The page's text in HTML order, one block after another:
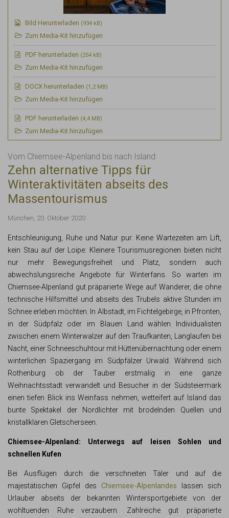
Bild Herunterladen (934 kB)
Zum Media-Kit hinzufügen
PDFherunterladen (254 kB)
Zum Media-Kit hinzufügen
DOCXherunterladen (1,2 MB)
Zum Media-Kit hinzufügen
PDFherunterladen (4,4 MB)
Zum Media-Kit hinzufügen
Vom Chiemsee-Alpenland bis nach Island:
Zehn alternative Tipps für
Winteraktivitäten abseits des
Massentourismus
München, 20. Oktober 2020
Entschleunigung, Ruhe und Natur pur. Keine Wartezeiten am Lift,
kein Stau auf der Loipe: Kleinere Tourismusregionen bieten nicht
nur mehr Bewegungsfreiheit und Platz, sondern auch
abwechslungsreiche Angebote für Winterfans. So warten im
Chiemsee-Alpenland gut präparierte Wege auf Wanderer, die ohne
technische Hilfsmittel und abseits des Trubels aktive Stunden im
Schnee erleben möchten. In Albstadt, im Fichtelgebirge, in Pfronten,
in der Südpfalz oder im Blauen Land wählen Individualisten
zwischen einem Winterwalzer auf den Traufkanten, Langlaufen bei
Nacht, einer Schneeschuhtour mit Hüttenübernachtung oder einem
winterlichen Spaziergang im Südpfälzer Urwald. Während sich
Rothenburg ob der Tauber erstmalig in eine ganze
Weihnachtsstadt verwandelt und Besucher in der Südsteiermark
einen tiefen Blick ins Weinfass nehmen, wetteifert auf Island das
bunte Spektakel der Nordlichter mit brodelnden Quellen und
kristallklaren Gletscherseen.
Chiemsee-Alpenland: Unterwegs auf leisen Sohlen und
schnellen Kufen
Bei Ausflügen durch die verschneiten Täler und auf die
majestätischen Gipfel des Chiemsee-Alpenlandes lassen sich
Urlauber abseits der bekannten Wintersportgebiete von der
wohltuenden Ruhe verzaubern. Zahlreiche gut präparierte